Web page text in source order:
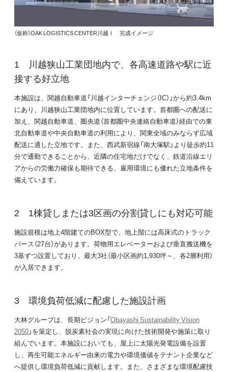
（仮称）OAK LOGISTICS CENTER川越Ⅰ 完成イメージ
川越狭山工業団地内で、各高速道路や駅に近
接する好立地
本施設は、関越自動車道「川越インターチェンジ（IC）」から約3.4km
にあり、川越狭山工業団地内に位置しています。首都圏への配送に
加え、関越自動車道、圏央道（首都圏中央連絡自動車道）経由での東
北自動車道や中央自動車道の利用により、関東全域のみならず広域
配送に適した立地です。また、西武新宿線「南大塚駅」より徒歩約11
分で通勤できることから、近隣の住宅地だけでなく、鉄道沿線エリ
アからの労働力確保も期待できる、雇用環境にも優れた立地条件を
備えています。
1棟貸しまたは3区画の分割貸しにも対応可能
施設規模は地上4階建てのBOX型で、地上階には高床式のトラック
バース（27台）があります。荷物用エレベーターおよび垂直搬送機を
3基ずつ設置しており、最大3社（最小区画約1,930坪～、各2層利用）
が入居できます。
環境負荷低減に配慮した施設計画
大林グループは、長期ビジョン「Obayashi Sustainability Vision
2050」を策定し、脱炭素社会の実現に向けた技術開発や施策に取り
組んでいます。本施設においても、屋上に太陽光発電設備を設置
し、再生可能エネルギー由来の電力や環境価値をテナント企業など
へ提供し環境負荷低減に貢献します。また、さまざまな環境配慮技